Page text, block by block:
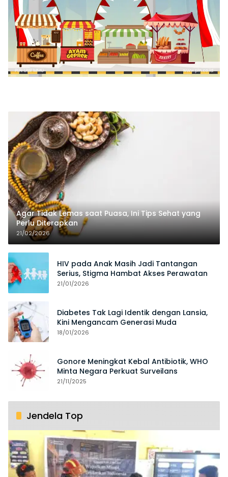
Agar Tidak Lemas saat Puasa, Ini Tips Sehat yang
Perlu Diterapkan
21/02/2026
HIV pada Anak Masih Jadi Tantangan
Serius, Stigma Hambat Akses Perawatan
21/01/2026
Diabetes Tak Lagi Identik dengan Lansia,
Kini Mengancam Generasi Muda
18/01/2026
Gonore Meningkat Kebal Antibiotik, WHO
Minta Negara Perkuat Surveilans
21/11/2025
Jendela Top